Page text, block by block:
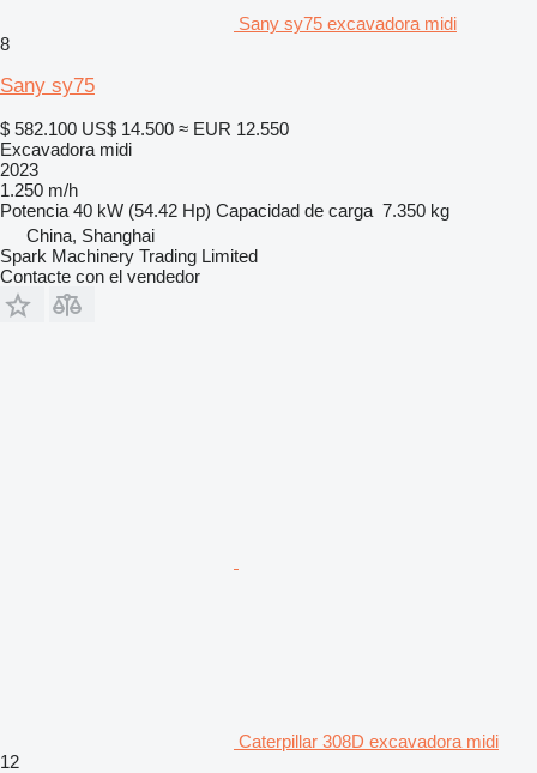
Sany sy75 excavadora midi
8
Sany sy75
$ 582.100 US$ 14.500 ≈ EUR 12.550
Excavadora midi
2023
1.250 m/h
Potencia 40 kW (54.42 Hp) Capacidad de carga 7.350 kg
China, Shanghai
Spark Machinery Trading Limited
Contacte con el vendedor
Caterpillar 308D excavadora midi
12